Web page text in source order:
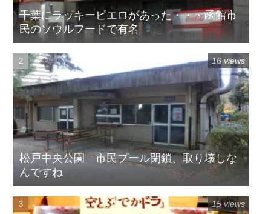
千葉にラッキーピエロがあった・・・函館市
民のソウルフードで有名
松戸中央公園 市民プール閉鎖、取り壊しな
んですね
16 views
15 views